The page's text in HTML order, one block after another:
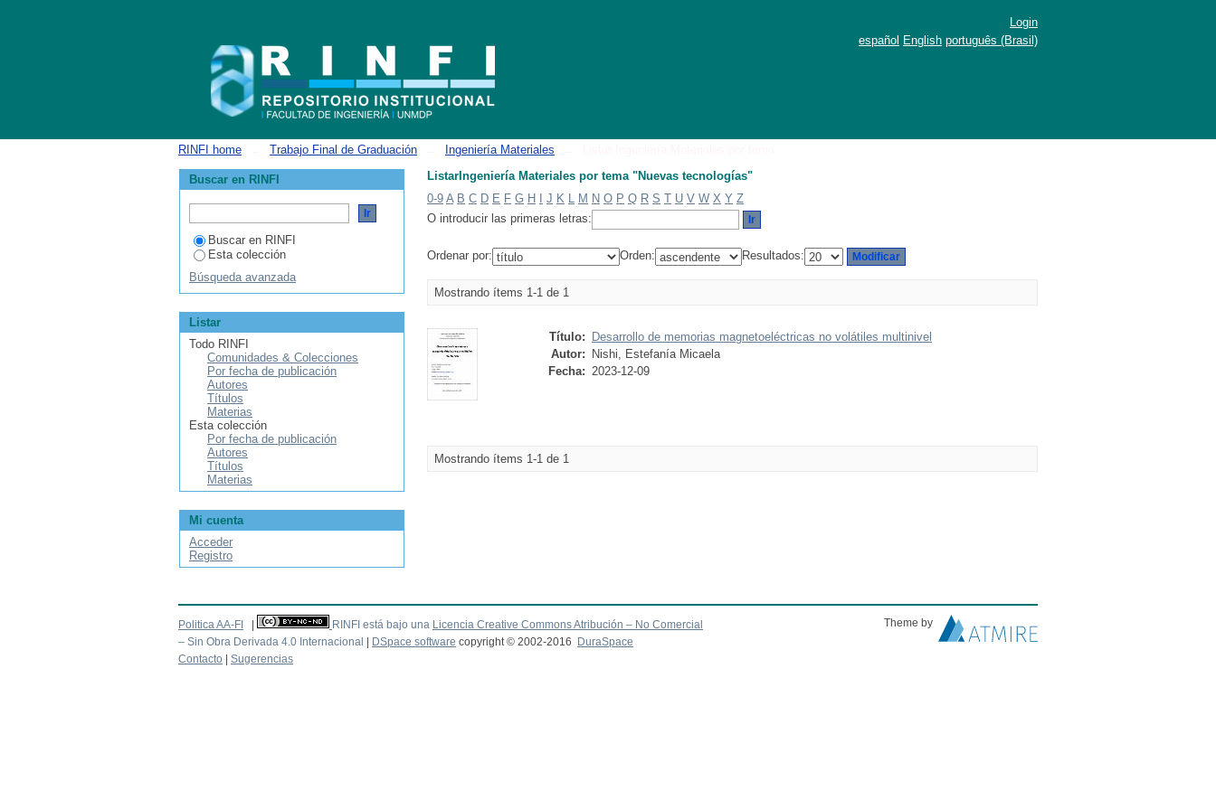
Login
español English português (Brasil)
RINFI home Trabajo Final de Graduación Ingeniería Materiales
ListarIngeniería Materiales por tema "Nuevas tecnologías"
0-9 A B C D E F G H J K L M N O P Q R S T U V W X Y Z
O introducir las primeras letras:
Ordenar por: Orden: Resultados:
Mostrando ítems 1-1 de 1
Título:
Desarrollo de memorias magnetoeléctricas no volátiles multinivel
Autor:
Nishi, Estefanía Micaela
Fecha: 2023-12-09
Mostrando ítems 1-1 de 1
Buscar en RINFI
Buscar en RINFI
Esta colección
Búsqueda avanzada
Listar
Todo RINFI
Comunidades & Colecciones
Por fecha de publicación
Autores
Títulos
Materias
Esta colección
Por fecha de publicación
Autores
Títulos
Materias
Mi cuenta
Acceder
Registro
Politica AA-FI RINFI está bajo una Licencia Creative Commons Atribución – No Comercial
– Sin Obra Derivada 4.0 Internacional
DSpace software copyright © 2002-2016 DuraSpace
Theme by
Contacto Sugerencias